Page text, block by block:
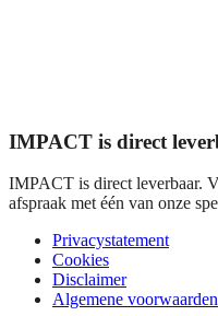
IMPACT is direct
IMPACT is direct leverbaar.
afspraak met één van onze
Privacystatement
Cookies
Disclaimer
Algemene voorwaarden